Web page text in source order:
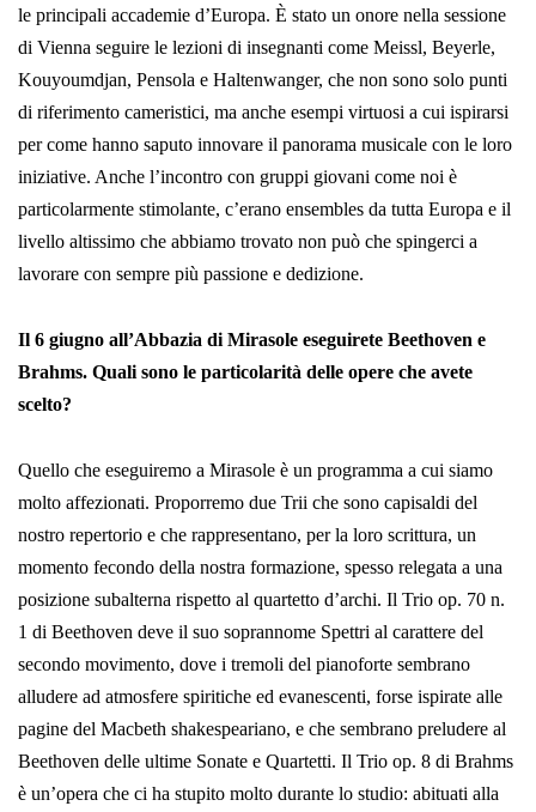
le principali accademie d’Europa. È stato un onore nella sessione
di Vienna seguire le lezioni di insegnanti come Meissl, Beyerle,
Kouyoumdjan, Pensola e Haltenwanger, che non sono solo punti
di riferimento cameristici, ma anche esempi virtuosi a cui ispirarsi
per come hanno saputo innovare il panorama musicale con le loro
iniziative. Anche l’incontro con gruppi giovani come noi è
particolarmente stimolante, c’erano ensembles da tutta Europa e il
livello altissimo che abbiamo trovato non può che spingerci a
lavorare con sempre più passione e dedizione.
Il 6 giugno all’Abbazia di Mirasole eseguirete Beethoven e
Brahms. Quali sono le particolarità delle opere che avete
scelto?
Quello che eseguiremo a Mirasole è un programma a cui siamo
molto affezionati. Proporremo due Trii che sono capisaldi del
nostro repertorio e che rappresentano, per la loro scrittura, un
momento fecondo della nostra formazione, spesso relegata a una
posizione subalterna rispetto al quartetto d’archi. Il Trio op. 70 n.
1 di Beethoven deve il suo soprannome Spettri al carattere del
secondo movimento, dove i tremoli del pianoforte sembrano
alludere ad atmosfere spiritiche ed evanescenti, forse ispirate alle
pagine del Macbeth shakespeariano, e che sembrano preludere al
Beethoven delle ultime Sonate e Quartetti. Il Trio op. 8 di Brahms
è un’opera che ci ha stupito molto durante lo studio: abituati alla